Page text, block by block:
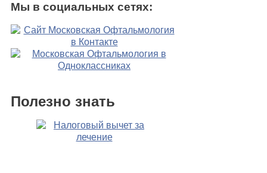
Мы в социальных сетях:
Полезно знать